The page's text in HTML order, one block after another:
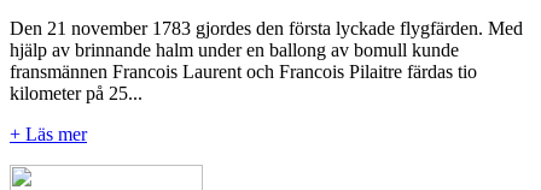
Den 21 november 1783 gjordes den första lyckade flygfärden. Med
hjälp av brinnande halm under en ballong av bomull kunde
fransmännen Francois Laurent och Francois Pilaitre färdas tio
kilometer på 25...
+ Läs mer